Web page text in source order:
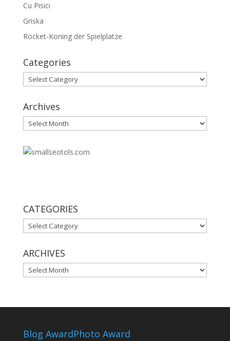
Cu Pisici
Griska
Rocket-Koning der Spielplatze
Categories
Categories
Archives
Archives
CATEGORIES
CATEGORIES
ARCHIVES
ARCHIVES
Blog AwardPhoto Award